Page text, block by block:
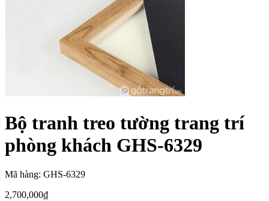
Bộ tranh treo tường trang trí
phòng khách GHS-6329
Mã hàng: GHS-6329
2,700,000₫